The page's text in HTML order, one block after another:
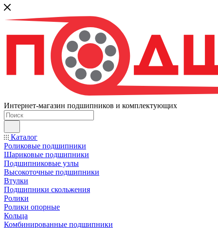
Интернет-магазин подшипников и комплектующих
Каталог
Роликовые подшипники
Шариковые подшипники
Подшипниковые узлы
Высокоточные подшипники
Втулки
Подшипники скольжения
Ролики
Ролики опорные
Кольца
Комбинированные подшипники